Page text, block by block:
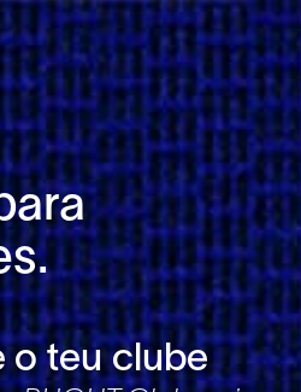
.
o teu clube